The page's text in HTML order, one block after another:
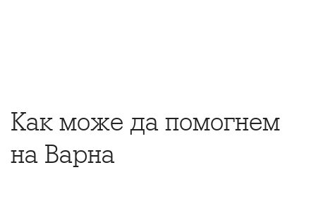
Как може да помогнем
на Варна